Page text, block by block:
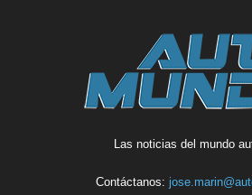
Las noticias del mundo
Contáctanos: